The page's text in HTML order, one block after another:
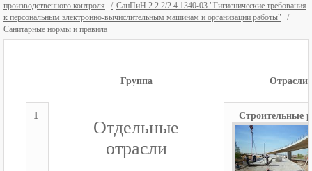
производственного контроля
СанПиН 2.2.2/2.4.1340-03 "Гигиенические требования
к персональным электронно-вычислительным машинам и организации работы"
Санитарные нормы и правила
Группа Отрасли
1
Отдельные
отрасли
Строительные